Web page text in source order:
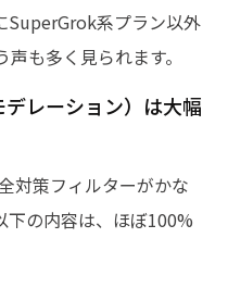
SuperGrok系プラン以外
も多く見られます。
デレーション）は大幅
対策フィルターがかな
下の内容は、ほぼ100%